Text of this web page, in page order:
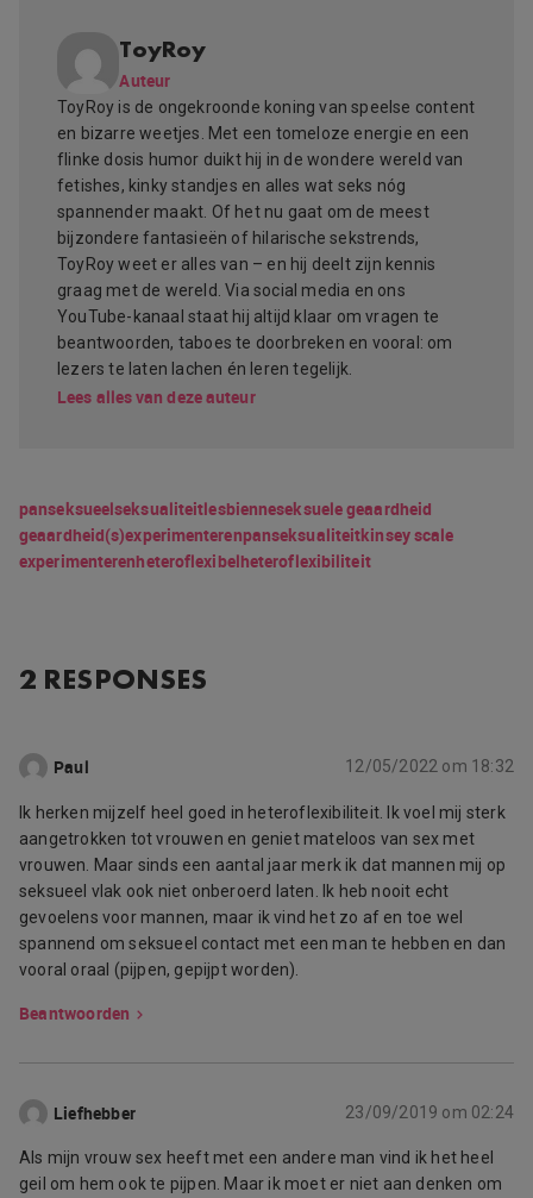
ToyRoy
Auteur
ToyRoy is de ongekroonde koning van speelse content
en bizarre weetjes. Met een tomeloze energie en een
flinke dosis humor duikt hij in de wondere wereld van
fetishes, kinky standjes en alles wat seks nóg
spannender maakt. Of het nu gaat om de meest
bijzondere fantasieën of hilarische sekstrends,
ToyRoy weet er alles van – en hij deelt zijn kennis
graag met de wereld. Via social media en ons
YouTube-kanaal staat hij altijd klaar om vragen te
beantwoorden, taboes te doorbreken en vooral: om
lezers te laten lachen én leren tegelijk.
Lees alles van deze auteur
panseksueelseksualiteitlesbienneseksuele geaardheid
geaardheid(s)experimenterenpanseksualiteitkinsey scale
experimenterenheteroflexibelheteroflexibiliteit
2 RESPONSES
Paul 12/05/2022 om 18:32
Ik herken mijzelf heel goed in heteroflexibiliteit. Ik voel mij sterk
aangetrokken tot vrouwen en geniet mateloos van sex met
vrouwen. Maar sinds een aantal jaar merk ik dat mannen mij op
seksueel vlak ook niet onberoerd laten. Ik heb nooit echt
gevoelens voor mannen, maar ik vind het zo af en toe wel
spannend om seksueel contact met een man te hebben en dan
vooral oraal (pijpen, gepijpt worden).
Beantwoorden
Liefhebber 23/09/2019 om 02:24
Als mijn vrouw sex heeft met een andere man vind ik het heel
geil om hem ook te pijpen. Maar ik moet er niet aan denken om